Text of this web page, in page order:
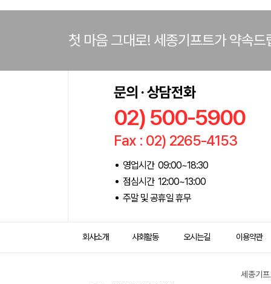
첫 마음 그대로! 세종기프트가 약속드
문의 · 상담전화
02) 500-5900
Fax : 02) 2265-4153
영업시간 09:00~18:30
점심시간 12:00~13:00
주말 및 공휴일 휴무
회사소개 사회활동 오시는길 이용약관
세종기